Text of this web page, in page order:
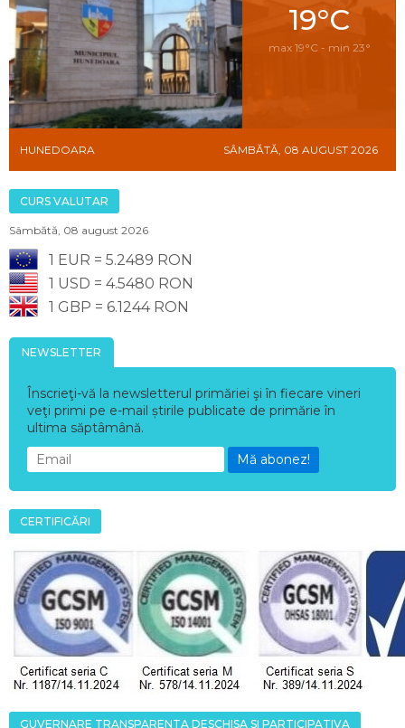
19°C
max 19°C - min 23°
HUNEDOARA SÂMBĂTĂ, 08 AUGUST 2026
CURS VALUTAR
Sâmbătă, 08 august 2026
1 EUR = 5.2489 RON
1 USD = 4.5480 RON
1 GBP = 6.1244 RON
NEWSLETTER
Înscrieţi-vă la newsletterul primăriei şi în fiecare vineri
veţi primi pe e-mail știrile publicate de primărie în
ultima săptâmână.
Mă abonez!
CERTIFICĂRI
GUVERNARE TRANSPARENTA DESCHISA SI PARTICIPATIVA